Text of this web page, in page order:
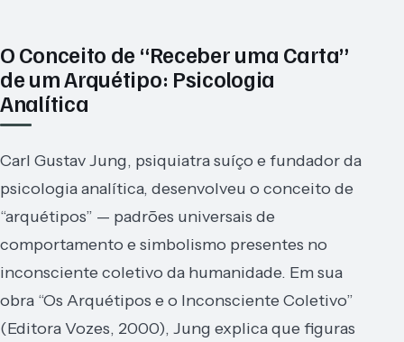
O Conceito de “Receber uma Carta”
de um Arquétipo: Psicologia
Analítica
Carl Gustav Jung, psiquiatra suíço e fundador da
psicologia analítica, desenvolveu o conceito de
“arquétipos” — padrões universais de
comportamento e simbolismo presentes no
inconsciente coletivo da humanidade. Em sua
obra “Os Arquétipos e o Inconsciente Coletivo”
(Editora Vozes, 2000), Jung explica que figuras